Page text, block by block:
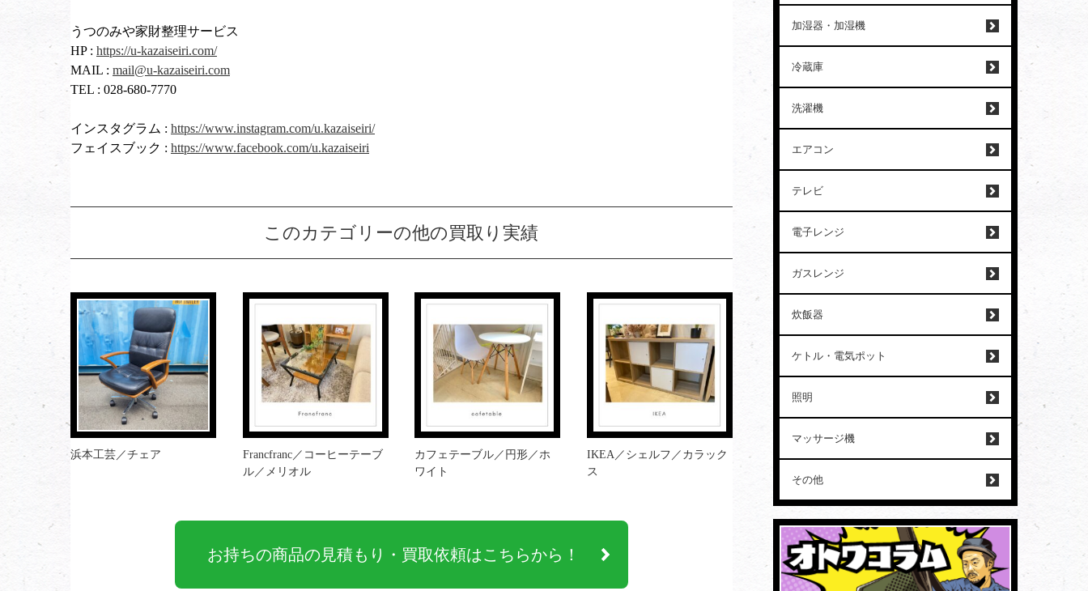
うつのみや家財整理サービス
HP : https://u-kazaiseiri.com/
MAIL : mail@u-kazaiseiri.com
TEL : 028-680-7770
インスタグラム : https://www.instagram.com/u.kazaiseiri/
フェイスブック : https://www.facebook.com/u.kazaiseiri
このカテゴリーの他の買取り実績
浜本工芸／チェア
Francfranc／コーヒーテーブ
ル／メリオル
カフェテーブル／円形／ホ
ワイト
IKEA／シェルフ／カラック
ス
お持ちの商品の見積もり・買取依頼はこちらから！
加湿器・加湿機
冷蔵庫
洗濯機
エアコン
テレビ
電子レンジ
ガスレンジ
炊飯器
ケトル・電気ポット
照明
マッサージ機
その他